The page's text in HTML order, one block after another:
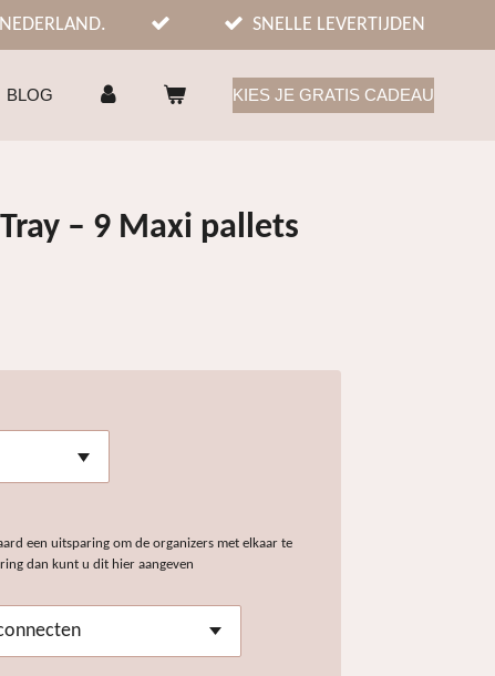
SNELLE LEVERTIJDEN
BLOG KIES JE GRATIS CADEAU
– 9 Maxi pallets
een uitsparing om de organizers met elkaar te
dan kunt u dit hier aangeven